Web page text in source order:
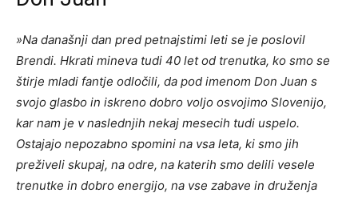
»Na današnji dan pred petnajstimi leti se je poslovil
Brendi. Hkrati mineva tudi 40 let od trenutka, ko smo se
štirje mladi fantje odločili, da pod imenom Don Juan s
svojo glasbo in iskreno dobro voljo osvojimo Slovenijo,
kar nam je v naslednjih nekaj mesecih tudi uspelo.
Ostajajo nepozabno spomini na vsa leta, ki smo jih
preživeli skupaj, na odre, na katerih smo delili vesele
trenutke in dobro energijo, na vse zabave in druženja